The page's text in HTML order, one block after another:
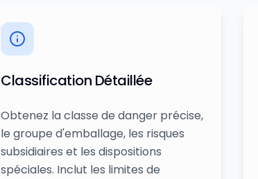
Classification Détaillée
Obtenez la classe de danger précise,
le groupe d'emballage, les risques
subsidiaires et les dispositions
spéciales. Inclut les limites de